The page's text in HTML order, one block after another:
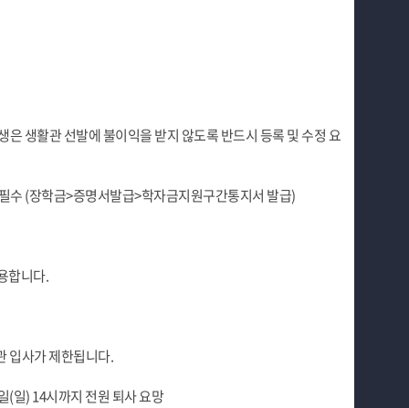
생활관 선발에 불이익을 받지 않도록 반드시 등록 및 수정 요
수 (장학금>증명서발급>학자금지원구간통지서 발급)
합니다.
입사가 제한됩니다.
(일) 14시까지 전원 퇴사 요망